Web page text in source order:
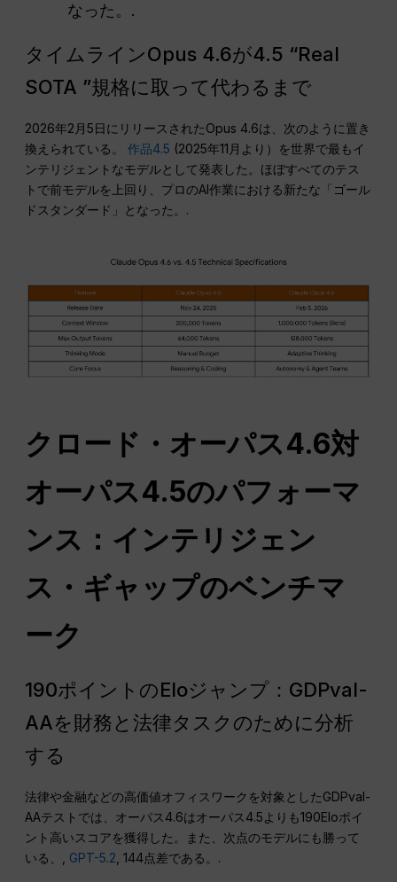
なった。.
タイムラインOpus 4.6が4.5 “Real
SOTA ”規格に取って代わるまで
2026年2月5日にリリースされたOpus 4.6は、次のように置き
換えられている。作品4.5 (2025年11月より）を世界で最もイ
ンテリジェントなモデルとして発表した。ほぼすべてのテス
トで前モデルを上回り、プロのAI作業における新たな「ゴール
ドスタンダード」となった。.
クロード・オーパス4.6対
オーパス4.5のパフォーマ
ンス：インテリジェン
ス・ギャップのベンチマ
ーク
190ポイントのEloジャンプ：GDPval-
AAを財務と法律タスクのために分析
する
法律や金融などの高価値オフィスワークを対象としたGDPval-
AAテストでは、オーパス4.6はオーパス4.5よりも190Eloポイ
ント高いスコアを獲得した。また、次点のモデルにも勝って
いる、, GPT-5.2 , 144点差である。.